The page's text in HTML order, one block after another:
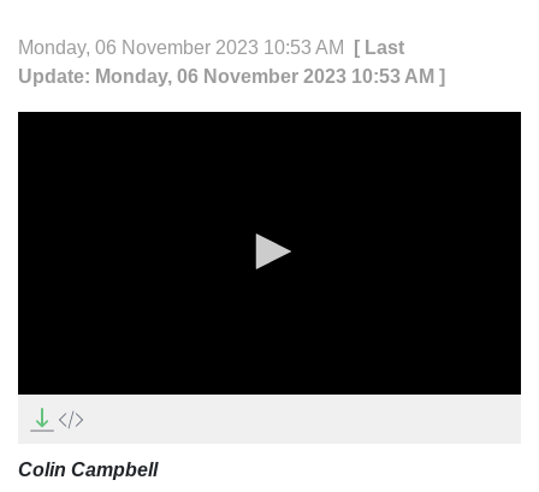
Monday, 06 November 2023 10:53 AM
[ Last
Update: Monday, 06 November 2023 10:53 AM ]
seconds
2
minutes,
Colin Campbell